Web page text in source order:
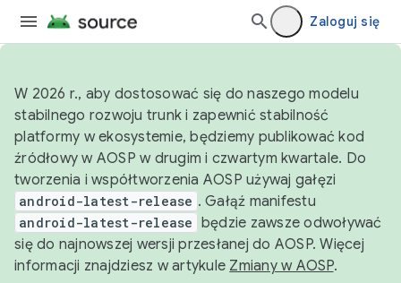
Zaloguj się
W 2026 r., aby dostosować się do naszego modelu
stabilnego rozwoju trunk i zapewnić stabilność
platformy w ekosystemie, będziemy publikować kod
źródłowy w AOSP w drugim i czwartym kwartale. Do
tworzenia i współtworzenia AOSP używaj gałęzi
android-latest-release . Gałąź manifestu
android-latest-release będzie zawsze odwoływać
się do najnowszej wersji przesłanej do AOSP. Więcej
informacji znajdziesz w artykule Zmiany w AOSP.